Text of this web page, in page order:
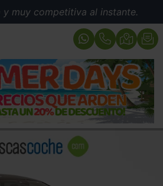
y muy competitiva al instante.